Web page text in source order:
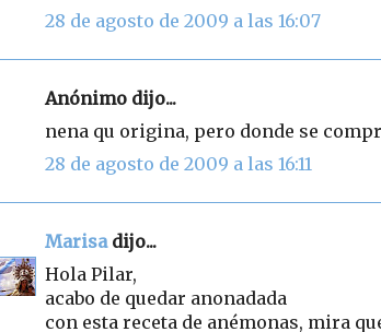
28 de agosto de 2009 a las 16:07
Anónimo dijo...
nena qu origina, pero donde se
28 de agosto de 2009 a las 16:11
Marisadijo...
Hola Pilar,
acabo de quedar anonadada
con esta receta de anémonas, mira